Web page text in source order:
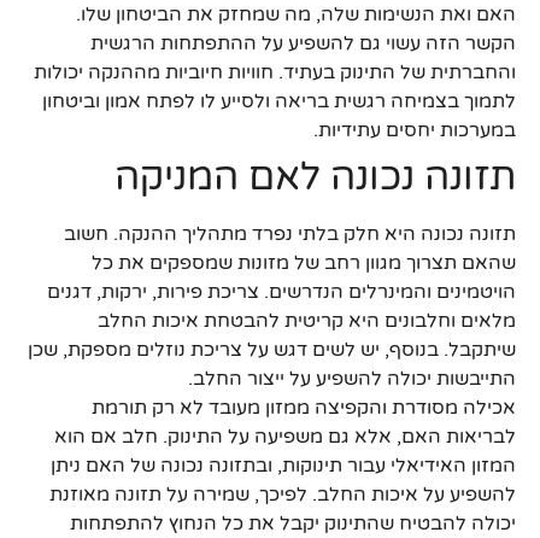
האם ואת הנשימות שלה, מה שמחזק את הביטחון שלו.
הקשר הזה עשוי גם להשפיע על ההתפתחות הרגשית
והחברתית של התינוק בעתיד. חוויות חיוביות מההנקה יכולות
לתמוך בצמיחה רגשית בריאה ולסייע לו לפתח אמון וביטחון
במערכות יחסים עתידיות.
תזונה נכונה לאם המניקה
תזונה נכונה היא חלק בלתי נפרד מתהליך ההנקה. חשוב
שהאם תצרוך מגוון רחב של מזונות שמספקים את כל
הויטמינים והמינרלים הנדרשים. צריכת פירות, ירקות, דגנים
מלאים וחלבונים היא קריטית להבטחת איכות החלב
שיתקבל. בנוסף, יש לשים דגש על צריכת נוזלים מספקת, שכן
התייבשות יכולה להשפיע על ייצור החלב.
אכילה מסודרת והקפיצה ממזון מעובד לא רק תורמת
לבריאות האם, אלא גם משפיעה על התינוק. חלב אם הוא
המזון האידיאלי עבור תינוקות, ובתזונה נכונה של האם ניתן
להשפיע על איכות החלב. לפיכך, שמירה על תזונה מאוזנת
יכולה להבטיח שהתינוק יקבל את כל הנחוץ להתפתחות